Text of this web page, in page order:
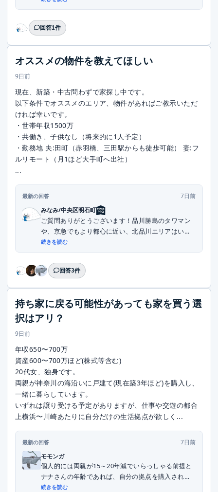
回答1件
オススメの物件を教えてほしい
9日前
現在、新築・中古問わずで家探し中です。
以下条件でオススメのエリア、物件があればご教示いただ
ければ幸いです。
・世帯年収1500万
・共働き、子供なし（将来的に1人予定）
・勤務地 夫:田町（赤羽橋、三田駅からも徒歩可能） 妻:フ
ルリモート（月1ほど大手町へ出社）
...
最新の回答
7日前
みなみ/中央区明石町
ご質問ありがとうございます！品川勝島のタワマン
や、京急でもより都心に近い、北品川エリアはいか
がでし...
続きを読む
回答3件
持ち家に戻る可能性があっても家を買う選
択はアリ？
9日前
年収650〜700万
資産600〜700万ほど(株式等含む)
20代女、独身です。
両親が神奈川の海沿いに戸建て(現在築3年ほど)を購入し、
一緒に暮らしています。
いずれは譲り受ける予定がありますが、仕事や交遊の都合
上横浜〜川崎あたりに自分だけの生活拠点が欲しく...
最新の回答
7日前
モモンガ
個人的には両親が15～20年減でいらっしゃる前提と
ナナさんの年齢であれば、自分の拠点を購入される
こ...
続きを読む